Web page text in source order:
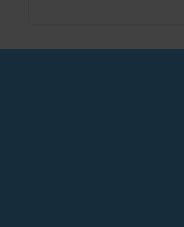
Oktoberfestwinkel.nl jouw specialist in